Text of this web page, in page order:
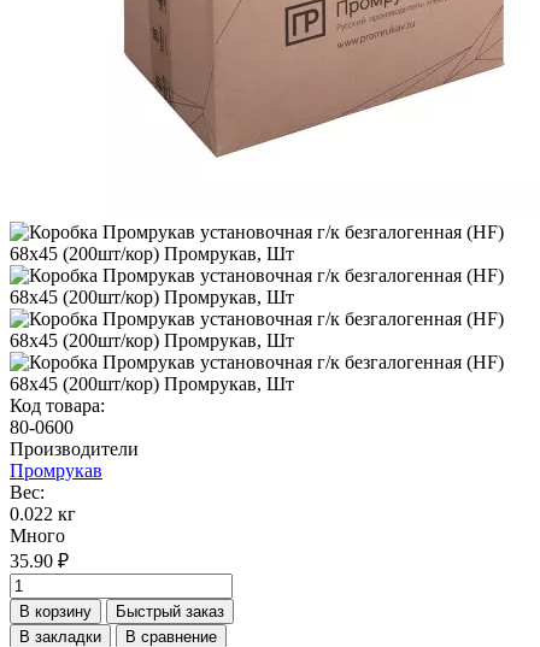
Код товара:
80-0600
Производители
Промрукав
Вес:
0.022 кг
Много
35.90 ₽
В корзину
Быстрый заказ
В закладки
В сравнение